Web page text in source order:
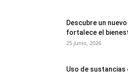
Descubre un
fortalece el
25 junio, 2026
Uso de